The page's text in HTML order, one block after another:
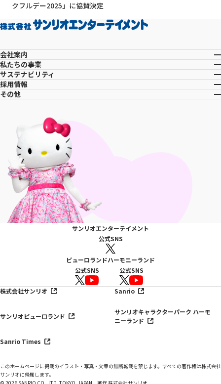
クフルデー2025」に協賛決定
会社案内
私たちの事業
サステナビリティ
採用情報
その他
サンリオエンターテイメント
公式SNS
ピューロランド
公式SNS
ハーモニーランド
公式SNS
株式会社サンリオ Sanrio
サンリオピューロランド
サンリオキャラクターパーク ハーモ
ニーランド
Sanrio Times
このホームページに掲載のイラスト・写真・文章の無断転載を禁じます。すべての著作権は株式会社
サンリオに帰属します。